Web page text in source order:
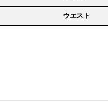
ウエスト